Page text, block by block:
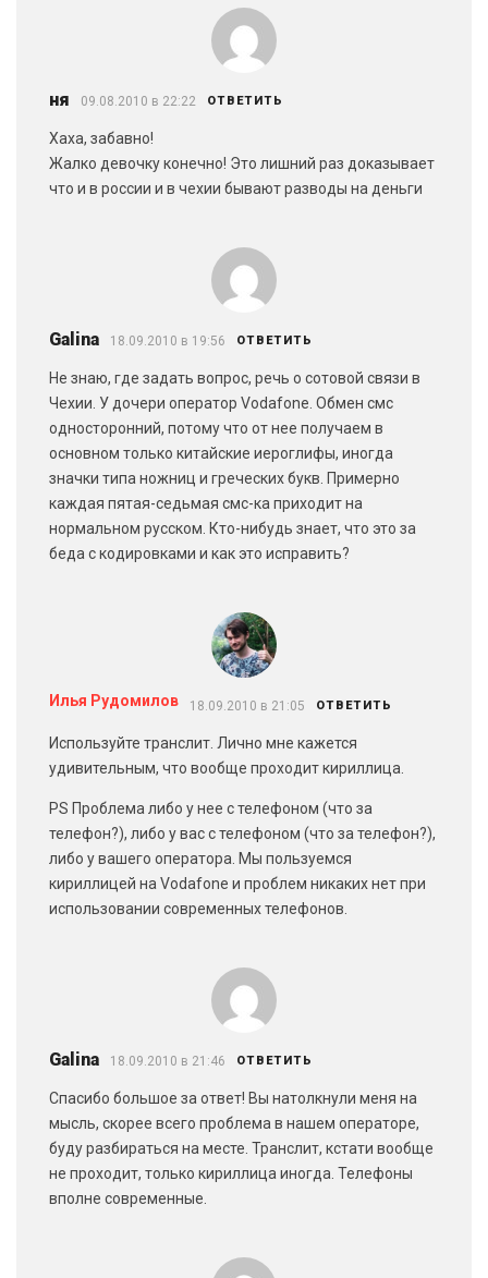
ня 09.08.2010 в 22:22 ОТВЕТИТЬ
Хаха, забавно!
Жалко девочку конечно! Это лишний раз доказывает
что и в россии и в чехии бывают разводы на деньги
Galina 18.09.2010 в 19:56 ОТВЕТИТЬ
Не знаю, где задать вопрос, речь о сотовой связи в
Чехии. У дочери оператор Vodafone. Обмен смс
односторонний, потому что от нее получаем в
основном только китайские иероглифы, иногда
значки типа ножниц и греческих букв. Примерно
каждая пятая-седьмая смс-ка приходит на
нормальном русском. Кто-нибудь знает, что это за
беда с кодировками и как это исправить?
Илья Рудомилов 18.09.2010 в 21:05 ОТВЕТИТЬ
Используйте транслит. Лично мне кажется
удивительным, что вообще проходит кириллица.
PS Проблема либо у нее с телефоном (что за
телефон?), либо у вас с телефоном (что за телефон?),
либо у вашего оператора. Мы пользуемся
кириллицей на Vodafone и проблем никаких нет при
использовании современных телефонов.
Galina 18.09.2010 в 21:46 ОТВЕТИТЬ
Спасибо большое за ответ! Вы натолкнули меня на
мысль, скорее всего проблема в нашем операторе,
буду разбираться на месте. Транслит, кстати вообще
не проходит, только кириллица иногда. Телефоны
вполне современные.